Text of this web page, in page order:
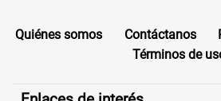
Quiénes somos Contáctanos
Términos de